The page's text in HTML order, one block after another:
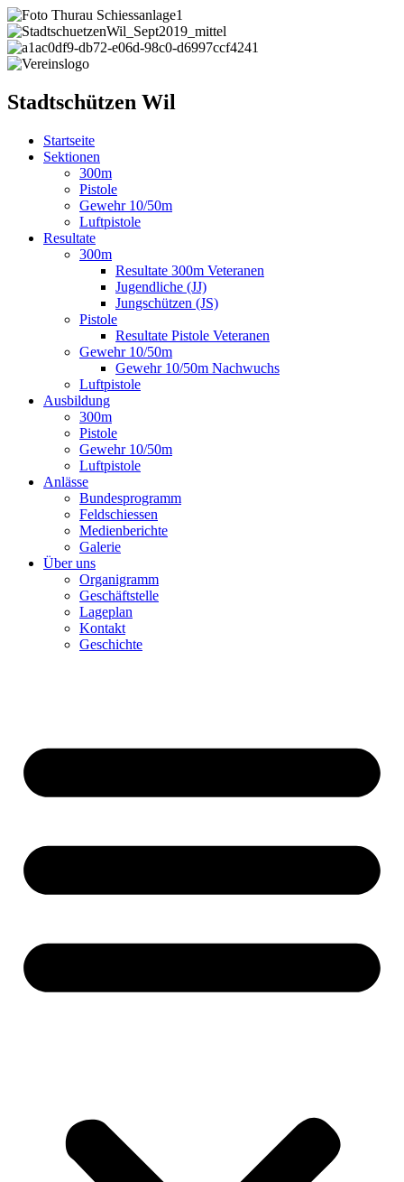
Stadtschützen Wil
Startseite
Sektionen
300m
Pistole
Gewehr 10/50m
Luftpistole
Resultate
300m
Resultate 300m Veteranen
Jugendliche (JJ)
Jungschützen (JS)
Pistole
Resultate Pistole Veteranen
Gewehr 10/50m
Gewehr 10/50m Nachwuchs
Luftpistole
Ausbildung
300m
Pistole
Gewehr 10/50m
Luftpistole
Anlässe
Bundesprogramm
Feldschiessen
Medienberichte
Galerie
Über uns
Organigramm
Geschäftstelle
Lageplan
Kontakt
Geschichte